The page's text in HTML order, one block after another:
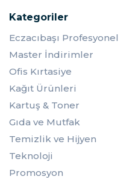
olumsuzlukların önüne
tonerleri, yüksek kaliteli
olarak tasarlanmıştır. Bu
ve netlik sunarak,
almanızı sağlar.
ile buluşması için özel
tek özellik arasında ki
tonerler belirli renk
3 rengin karışımından
sıra Fotoğraf tonerlerinde
Kategoriler
Eczacıbaşı Profesyonel
Master İndirimler
Ofis Kırtasiye
Kağıt Ürünleri
Kartuş & Toner
Gıda ve Mutfak
Temizlik ve Hijyen
Teknoloji
Promosyon